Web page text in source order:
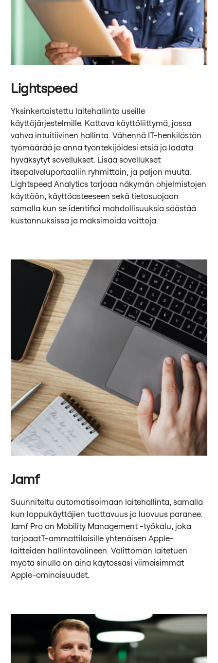
Lightspeed
Yksinkertaistettu laitehallinta useille
käyttöjärjestelmille. Kattava käyttöliittymä, jossa
vahva intuitiivinen hallinta. Vähennä IT-henkilöstön
työmäärää ja anna työntekijöidesi etsiä ja ladata
hyväksytyt sovellukset. Lisää sovellukset
itsepalveluportaaliin ryhmittäin, ja paljon muuta.
Lightspeed Analytics tarjoaa näkymän ohjelmistojen
käyttöön, käyttöasteeseen sekä tietosuojaan
samalla kun se identifioi mahdollisuuksia säästää
kustannuksissa ja maksimoida voittoja.
Jamf
Suunniteltu automatisoimaan laitehallinta, samalla
kun loppukäyttäjien tuottavuus ja luovuus paranee.
Jamf Pro on Mobility Management -työkalu, joka
tarjoaatT-ammattilaisille yhtenäisen Apple-
laitteiden hallintavälineen. Välittömän laitetuen
myötä sinulla on aina käytössäsi viimeisimmät
Apple-ominaisuudet.